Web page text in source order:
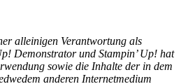
alleinigen Verantwortung als
Demonstrator und Stampin’ Up! hat
sowie die Inhalte der in dem
anderen Internetmedium